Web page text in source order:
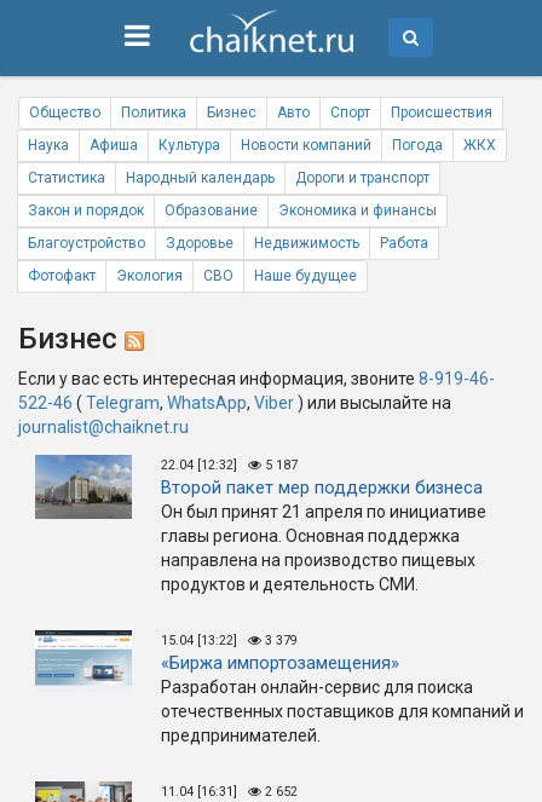
Общество Политика Бизнес Авто Спорт
Происшествия
Наука
Афиша Культура Новости компаний Погода
ЖКХ
Статистика
Народный календарь
Дороги и транспорт
Закон и порядок
Образование
Экономика и финансы
Благоустройство
Здоровье Недвижимость
Работа
Фотофакт
Экология СВО Наше будущее
Бизнес
Если у вас есть интересная информация, звоните 8-919-46-
522-46 ( Telegram, WhatsApp, Viber) или высылайте на
journalist@chaiknet.ru
22.04 [12:32] 5 187
Второй пакет мер поддержки бизнеса
Он был принят 21 апреля по инициативе
главы региона. Основная поддержка
направлена на производство пищевых
продуктов и деятельность СМИ.
15.04 [13:22] 3 379
«Биржа импортозамещения»
Разработан онлайн-сервис для поиска
отечественных поставщиков для компаний и
предпринимателей.
11.04 [16:31] 2 652